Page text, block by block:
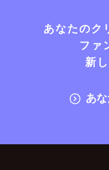
あなたのク
ファ
新
あ